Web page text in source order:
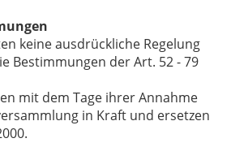
keine ausdrückliche Regelung
Bestimmungen der Art. 52 - 79
mit dem Tage ihrer Annahme
in Kraft und ersetzen